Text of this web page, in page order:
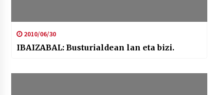
2010/06/30
IBAIZABAL: Busturialdean lan eta bizi.